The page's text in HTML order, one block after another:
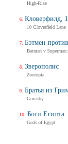
High-Rise
Кловерфилд,
10 Cloverfield Lane
Бэтмен
Batman v
Зверополис
Zootopia
Братья из
Grimsby
Боги Египта
Gods of Egypt